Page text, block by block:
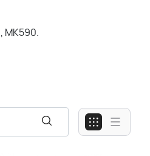
MK590.